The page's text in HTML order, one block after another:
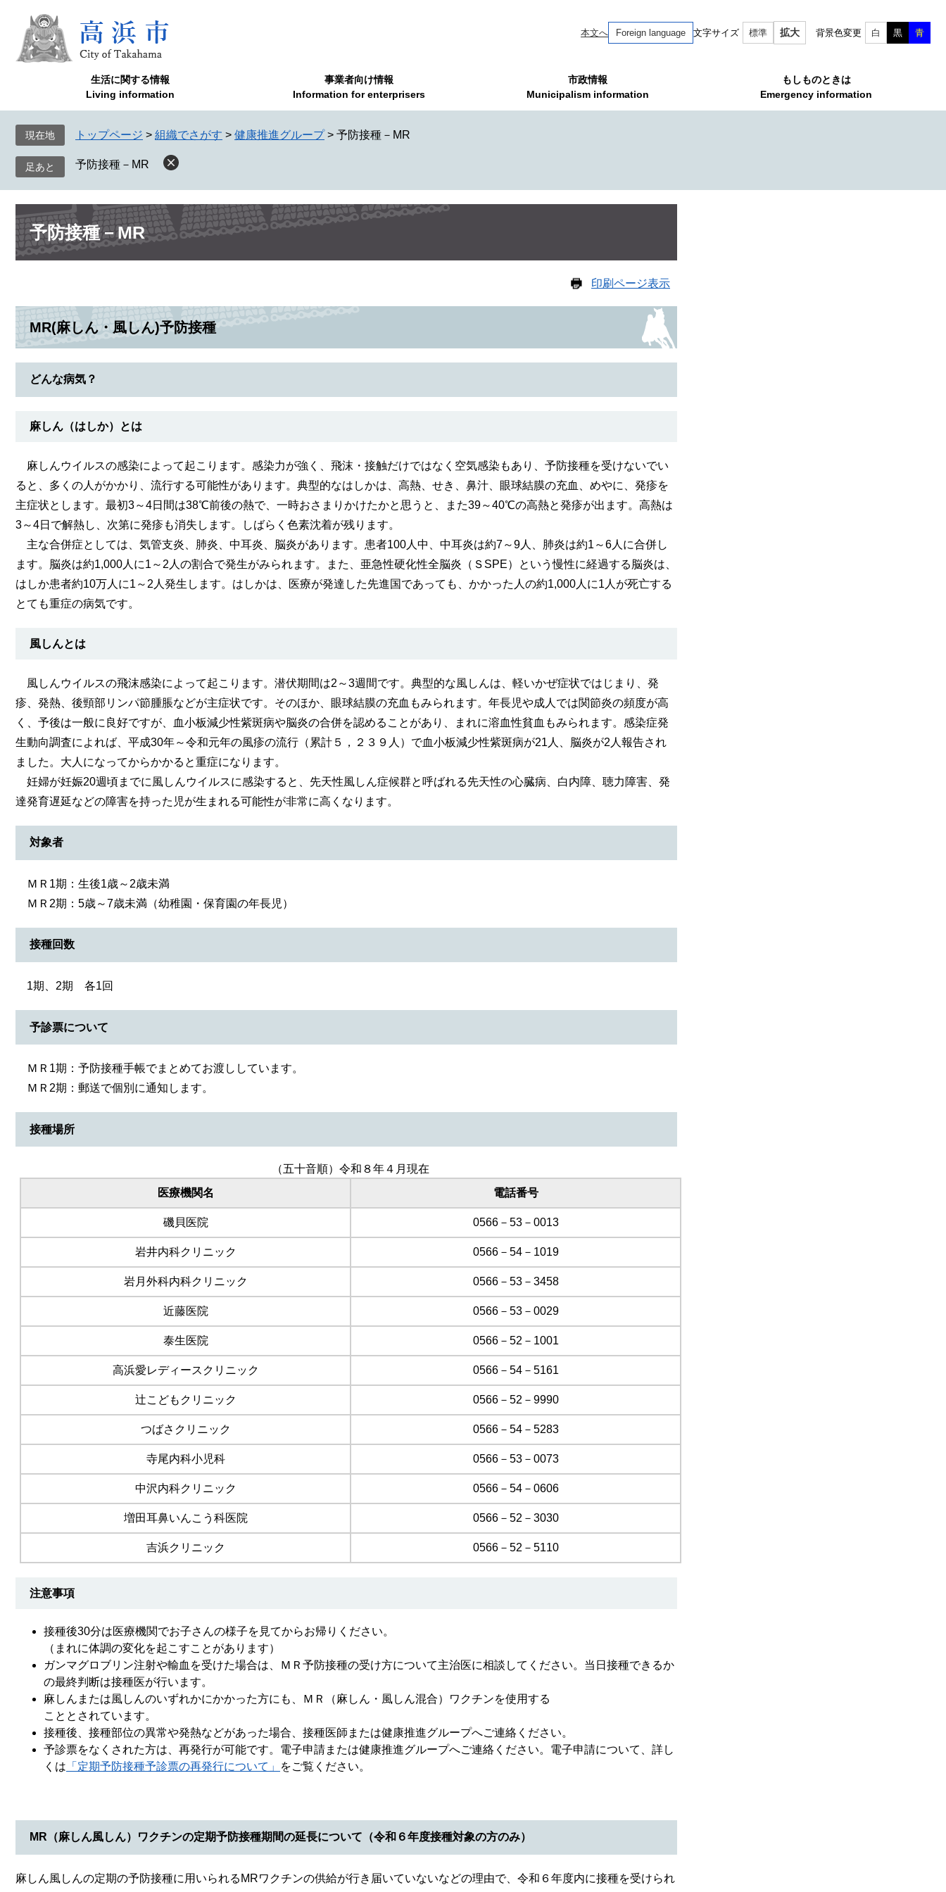
で
ば
へ
本文へ Foreign language 文字サイズ 標準 拡大 背景色変更 白 黒 青
生活に関する情報
Living information
事業者向け情報
Information for enterprisers
市政情報
Municipalism information
もしものときは
Emergency information
現在地 トップページ > 組織でさがす > 健康推進グループ > 予防接種－MR
予防接種－MR
本
文 予防接種－MR
印刷ページ表示
MR(麻しん・風しん)予防接種
どんな病気？
麻しん（はしか）とは
麻しんウイルスの感染によって起こります。感染力が強く、飛沫・接触だけではなく空気感染もあり、予防接種を受けないでい
ると、多くの人がかかり、流行する可能性があります。典型的なはしかは、高熱、せき、鼻汁、眼球結膜の充血、めやに、発疹を
主症状とします。最初3～4日間は38℃前後の熱で、一時おさまりかけたかと思うと、また39～40℃の高熱と発疹が出ます。高熱は
3～4日で解熱し、次第に発疹も消失します。しばらく色素沈着が残ります。
主な合併症としては、気管支炎、肺炎、中耳炎、脳炎があります。患者100人中、中耳炎は約7～9人、肺炎は約1～6人に合併し
ます。脳炎は約1,000人に1～2人の割合で発生がみられます。また、亜急性硬化性全脳炎（ＳSPE）という慢性に経過する脳炎は、
はしか患者約10万人に1～2人発生します。はしかは、医療が発達した先進国であっても、かかった人の約1,000人に1人が死亡する
とても重症の病気です。​
風しんとは
風しんウイルスの飛沫感染によって起こります。潜伏期間は2～3週間です。典型的な風しんは、軽いかぜ症状ではじまり、発
疹、発熱、後頸部リンパ節腫脹などが主症状です。そのほか、眼球結膜の充血もみられます。年長児や成人では関節炎の頻度が高
く、予後は一般に良好ですが、血小板減少性紫斑病や脳炎の合併を認めることがあり、まれに溶血性貧血もみられます。感染症発
生動向調査によれば、平成30年～令和元年の風疹の流行（累計５，２３９人）で血小板減少性紫斑病が21人、脳炎が2人報告され
ました。大人になってからかかると重症になります。
妊婦が妊娠20週頃までに風しんウイルスに感染すると、先天性風しん症候群と呼ばれる先天性の心臓病、白内障、聴力障害、発
達発育遅延などの障害を持った児が生まれる可能性が非常に高くなります。​
対象者
ＭＲ1期：生後1歳～2歳未満
ＭＲ2期：5歳～7歳未満（幼稚園・保育園の年長児）
接種回数
1期、2期 各1回
予診票について
ＭＲ1期：予防接種手帳でまとめてお渡ししています。
ＭＲ2期：郵送で個別に通知します。
接種場所
（五十音順）令和８年４月現在
医療機関名
電話番号
磯貝医院 0566－53－0013
岩井内科クリニック 0566－54－1019
岩月外科内科クリニック 0566－53－3458
近藤医院 0566－53－0029
泰生医院 0566－52－1001
高浜愛レディースクリニック 0566－54－5161
辻こどもクリニック 0566－52－9990
つばさクリニック 0566－54－5283
寺尾内科小児科 0566－53－0073
中沢内科クリニック 0566－54－0606
増田耳鼻いんこう科医院 0566－52－3030
吉浜クリニック 0566－52－5110
注意事項
接種後30分は医療機関でお子さんの様子を見てからお帰りください。
（まれに体調の変化を起こすことがあります）
ガンマグロブリン注射や輸血を受けた場合は、ＭＲ予防接種の受け方について主治医に相談してください。当日接種できるか
の最終判断は接種医が行います。
麻しんまたは風しんのいずれかにかかった方にも、ＭＲ（麻しん・風しん混合）ワクチンを使用する
こととされています。
接種後、接種部位の異常や発熱などがあった場合、接種医師または健康推進グループへご連絡ください。
予診票をなくされた方は、再発行が可能です。電子申請または健康推進グループへご連絡ください。電子申請について、詳し
くは 「定期予防接種予診票の再発行について」 をご覧ください。
MR（麻しん風しん）ワクチンの定期予防接種期間の延長について（令和６年度接種対象の方のみ）
麻しん風しんの定期の予防接種に用いられるMRワクチンの供給が行き届いていないなどの理由で、令和６年度内に接種を受けられ